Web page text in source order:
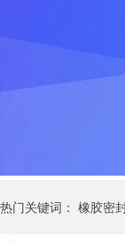
热门关键词： 橡胶密